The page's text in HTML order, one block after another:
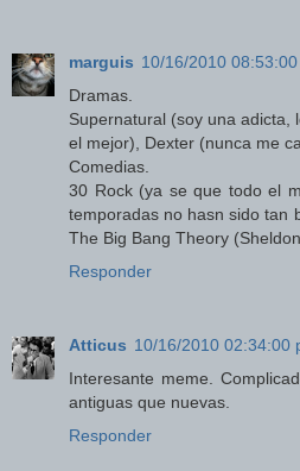
marguis 10/16/2010 08:53:00
Dramas.
Supernatural (soy una adicta,
el mejor), Dexter (nunca me
Comedias.
30 Rock (ya se que todo el
temporadas no hasn sido tan
The Big Bang Theory
Responder
Atticus 10/16/2010 02:34:00
Interesante meme.
antiguas que nuevas.
Responder